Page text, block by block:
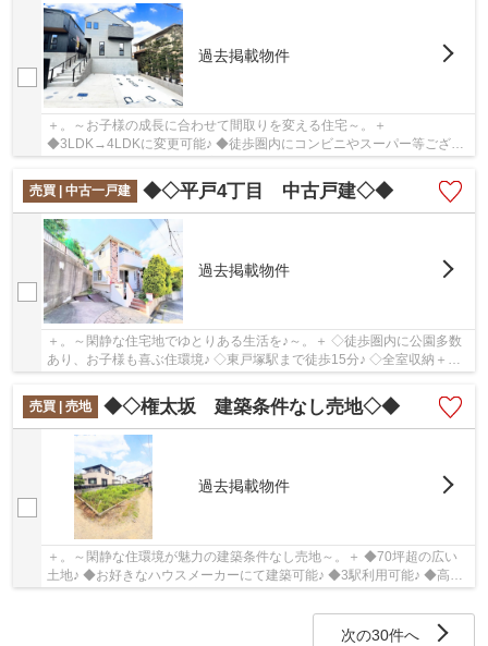
過去掲載物件
＋。～お子様の成長に合わせて間取りを変える住宅～。＋
◆3LDK→4LDKに変更可能♪ ◆徒歩圏内にコンビニやスーパー等ござい
売買 | 中古一戸建
◆◇平戸4丁目 中古戸建◇◆
過去掲載物件
＋。～閑静な住宅地でゆとりある生活を♪～。＋ ◇徒歩圏内に公園多数
あり、お子様も喜ぶ住環境♪ ◇東戸塚駅まで徒歩15分♪ ◇全室収納＋
売買 | 売地
◆◇権太坂 建築条件なし売地◇◆
過去掲載物件
＋。～閑静な住環境が魅力の建築条件なし売地～。＋ ◆70坪超の広い
土地♪ ◆お好きなハウスメーカーにて建築可能♪ ◆3駅利用可能♪ ◆高い
次の30件へ